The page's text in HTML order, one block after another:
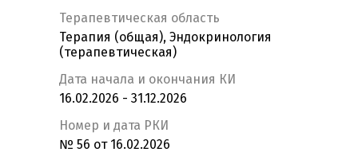
Терапевтическая область
Терапия (общая), Эндокринология
(терапевтическая)
Дата начала и окончания КИ
16.02.2026 - 31.12.2026
Номер и дата РКИ
№ 56 от 16.02.2026